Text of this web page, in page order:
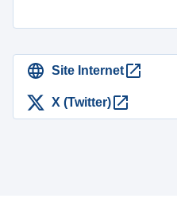
Site Internet
X (Twitter)